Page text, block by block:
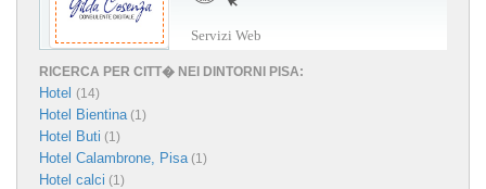
Servizi Web
RICERCA PER CITT� NEI DINTORNI PISA:
Hotel (14)
Hotel Bientina(1)
Hotel Buti (1)
Hotel Calambrone, Pisa(1)
Hotel calci (1)